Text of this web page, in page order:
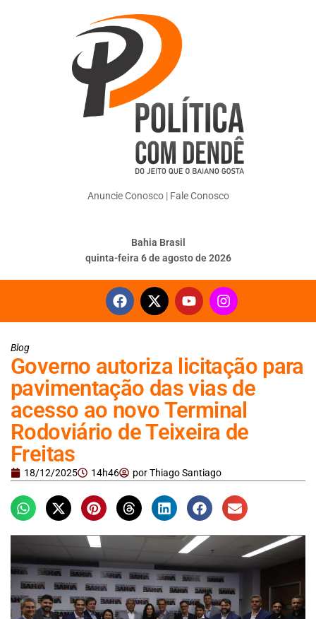
Anuncie Conosco| Fale Conosco
Bahia Brasil
quinta-feira 6 de agosto de 2026
Blog
Governo autoriza licitação para
pavimentação das vias de
acesso ao novo Terminal
Rodoviário de Teixeira de
Freitas
18/12/2025 14h46 porThiago Santiago